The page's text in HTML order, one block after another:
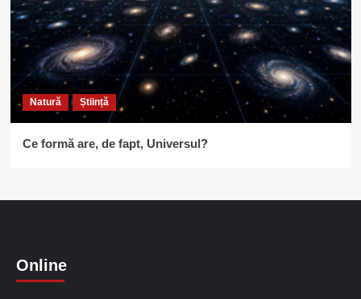
Natură Știință
Ce formă are, de fapt, Universul?
Online